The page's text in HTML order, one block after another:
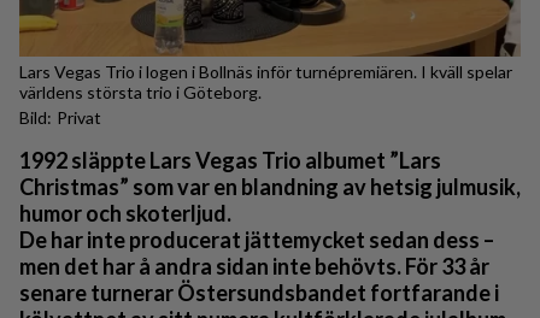
Lars Vegas Trio i logen i Bollnäs inför turnépremiären. I kväll spelar
världens största trio i Göteborg.
Privat
1992 släppte Lars Vegas Trio albumet ”Lars
Christmas” som var en blandning av hetsig julmusik,
humor och skoterljud.
De har inte producerat jättemycket sedan dess –
men det har å andra sidan inte behövts. För 33 år
senare turnerar Östersundsbandet fortfarande i